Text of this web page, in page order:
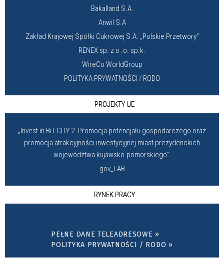
Bakalland S.A.
Anwil S.A
Zakład Krajowej Spółki Cukrowej S.A. „Polskie Przetwory”
RENEX sp. z o .o. sp.k.
WireCo WorldGroup
POLITYKA PRYWATNOŚCI / RODO
PROJEKTY UE
„Invest in BiT CITY 2. Promocja potencjału gospodarczego oraz
promocja atrakcyjności inwestycyjnej miast prezydenckich
województwa kujawsko-pomorskiego”.
gov_LAB
RYNEK PRACY
PEŁNE DANE TELEADRESOWE »
POLITYKA PRYWATNOŚCI / RODO »